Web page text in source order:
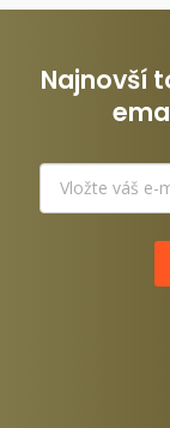
Najnovší